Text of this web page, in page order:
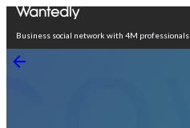
Business social network with 4M professionals